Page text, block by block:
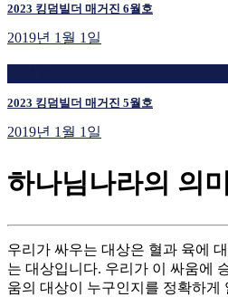
2023 킹덤빌더 매거진 6월호
2019년 1월 1일
2023 킹덤빌더 매거진 5월호
2019년 1월 1일
하나님나라의 의미
우리가 싸우는 대상은 혈과 육에
는 대상입니다. 우리가 이 싸움에
움의 대상이 누구인지를 정확하게